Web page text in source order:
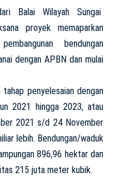
Balai Wilayah Sungai
proyek memaparkan
bendungan
dengan APBN dan mulai
penyelesaian dengan
2021 hingga 2023, atau
2021 s/d 24 November
lebih. Bendungan/waduk
896,96 hektar dan
215 juta meter kubik.